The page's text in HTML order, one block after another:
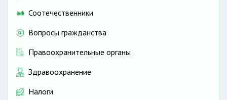
Соотечественники
Вопросы гражданства
Правоохранительные органы
Здравоохранение
Налоги